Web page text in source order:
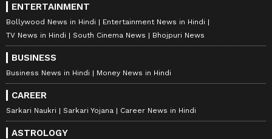
ENTERTAINMENT
Bollywood News in Hindi
Entertainment News in Hindi
TV News in Hindi
South Cinema News Bhojpuri News
BUSINESS
Business News in Hindi Money News in Hindi
CAREER
Sarkari Naukri Sarkari Yojana Career News in Hindi
ASTROLOGY